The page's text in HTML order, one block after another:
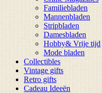
Familiebladen
Mannenbladen
Stripbladen
Damesbladen
Hobby& Vrije tijd
Mode bladen
Collectibles
Vintage gifts
Retro gifts
Cadeau Ideeën